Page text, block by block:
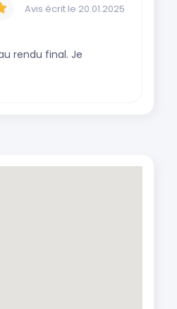
Avis écrit le 20.01.2025
rendu final. Je